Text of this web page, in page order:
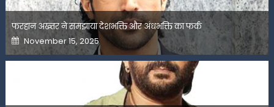
फरहान अख्तर ने समझाया देशभक्ति और अंधभक्ति का फर्क
Posted
on
November 15, 2025